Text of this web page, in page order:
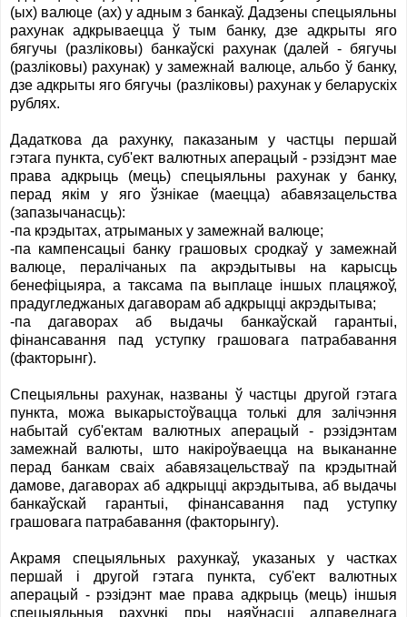
(ых) валюце (ах) у адным з банкаў. Дадзены спецыяльны
рахунак адкрываецца ў тым банку, дзе адкрыты яго
бягучы (разлiковы) банкаўскi рахунак (далей - бягучы
(разліковы) рахунак) у замежнай валюце, альбо ў банку,
дзе адкрыты яго бягучы (разліковы) рахунак у беларускіх
рублях.
Дадаткова да рахунку, паказаным у частцы першай
гэтага пункта, суб'ект валютных аперацый - рэзідэнт мае
права адкрыць (мець) спецыяльны рахунак у банку,
перад якім у яго ўзнікае (маецца) абавязацельства
(запазычанасць):
-па крэдытах, атрыманых у замежнай валюце;
-па кампенсацыі банку грашовых сродкаў у замежнай
валюце, пералічаных па акрэдытывы на карысць
бенефіцыяра, а таксама па выплаце іншых плацяжоў,
прадугледжаных дагаворам аб адкрыцці акрэдытыва;
-па дагаворах аб выдачы банкаўскай гарантыі,
фінансавання пад уступку грашовага патрабавання
(факторынг).
Спецыяльны рахунак, названы ў частцы другой гэтага
пункта, можа выкарыстоўвацца толькі для залічэння
набытай суб'ектам валютных аперацый - рэзідэнтам
замежнай валюты, што накіроўваецца на выкананне
перад банкам сваіх абавязацельстваў па крэдытнай
дамове, дагаворах аб адкрыцці акрэдытыва, аб выдачы
банкаўскай гарантыі, фінансавання пад уступку
грашовага патрабавання (факторынгу).
Акрамя спецыяльных рахункаў, указаных у частках
першай і другой гэтага пункта, суб'ект валютных
аперацый - рэзідэнт мае права адкрыць (мець) iншыя
спецыяльныя рахункі пры наяўнасці адпаведнага